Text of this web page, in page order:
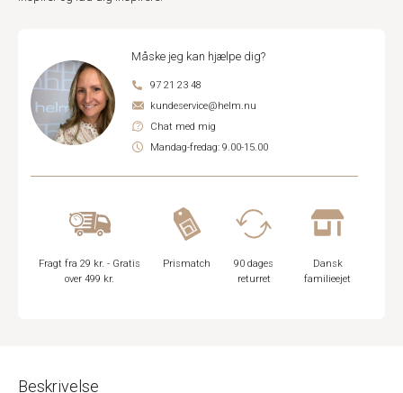
Måske jeg kan hjælpe dig?
97 21 23 48
kundeservice@helm.nu
Chat med mig
Mandag-fredag: 9.00-15.00
Fragt fra 29 kr. - Gratis
over 499 kr.
Prismatch
90 dages
returret
Dansk
familieejet
Beskrivelse